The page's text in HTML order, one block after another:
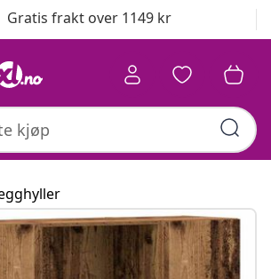
Gratis frakt over 1149 kr